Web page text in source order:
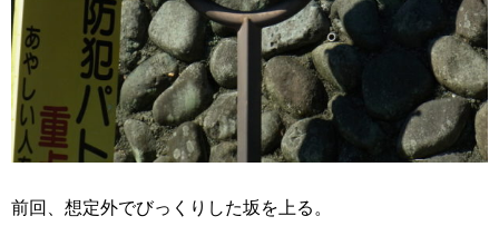
前回、想定外でびっくりした坂を上る。